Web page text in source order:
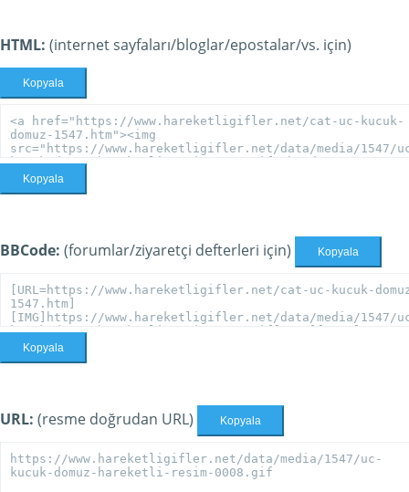
HTML: (internet sayfaları/bloglar/epostalar/vs. için)
Kopyala
Kopyala
BBCode: (forumlar/ziyaretçi defterleri için) Kopyala
Kopyala
URL: (resme doğrudan URL) Kopyala